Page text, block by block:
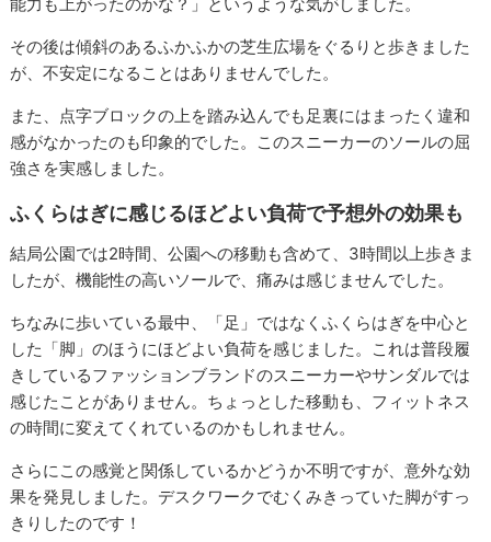
能力も上がったのかな？」というような気がしました。
その後は傾斜のあるふかふかの芝生広場をぐるりと歩きました
が、不安定になることはありませんでした。
また、点字ブロックの上を踏み込んでも足裏にはまったく違和
感がなかったのも印象的でした。このスニーカーのソールの屈
強さを実感しました。
ふくらはぎに感じるほどよい負荷で予想外の効果も
結局公園では2時間、公園への移動も含めて、3時間以上歩きま
したが、機能性の高いソールで、痛みは感じませんでした。
ちなみに歩いている最中、「足」ではなくふくらはぎを中心と
した「脚」のほうにほどよい負荷を感じました。これは普段履
きしているファッションブランドのスニーカーやサンダルでは
感じたことがありません。ちょっとした移動も、フィットネス
の時間に変えてくれているのかもしれません。
さらにこの感覚と関係しているかどうか不明ですが、意外な効
果を発見しました。デスクワークでむくみきっていた脚がすっ
きりしたのです！